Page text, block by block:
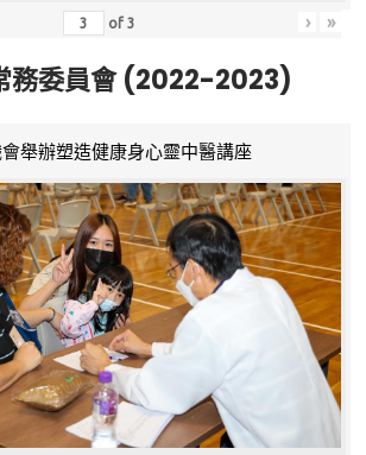
of3 › »
務委員會 (2022-2023)
舉辦塑造健康身心靈中醫講座